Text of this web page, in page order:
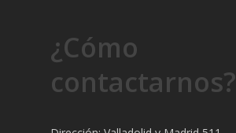
¿Cómo
contactarnos?